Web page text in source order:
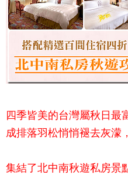
四季皆美的台灣屬秋日最
成排落羽松悄悄褪去灰濛
集結了北中南秋遊私房景